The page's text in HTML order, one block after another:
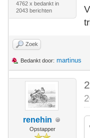
4762 x bedankt in
2043 berichten
Zoek
Bedankt door: martinus
renehin
Opstapper